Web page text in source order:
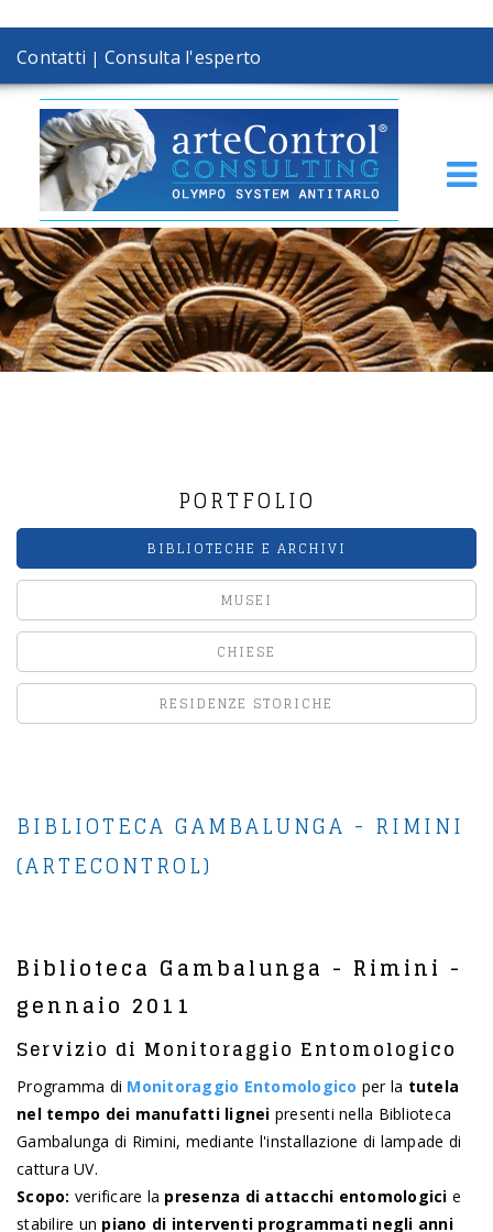
Contatti | Consulta l'esperto
PORTFOLIO
BIBLIOTECHE E ARCHIVI
MUSEI
CHIESE
RESIDENZE STORICHE
BIBLIOTECA GAMBALUNGA - RIMINI
(ARTECONTROL)
Biblioteca Gambalunga - Rimini -
gennaio 2011
Servizio di Monitoraggio Entomologico
Programma di Monitoraggio Entomologico per la tutela
nel tempo dei manufatti lignei presenti nella Biblioteca
Gambalunga di Rimini, mediante l'installazione di lampade di
cattura UV.
Scopo: verificare la presenza di attacchi entomologici e
stabilire un piano di interventi programmati negli anni